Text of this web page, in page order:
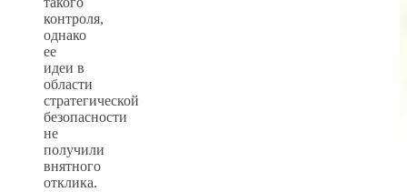
контроля,
однако
ее
идеи в
области
стратегической
безопасности
не
получили
внятного
отклика.